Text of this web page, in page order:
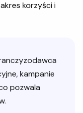
korzyści i
kampanie
pozwala